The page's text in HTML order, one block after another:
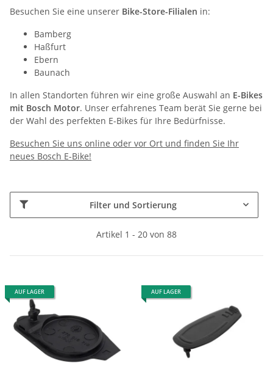
Besuchen Sie eine unserer Bike-Store-Filialen in:
Bamberg
Haßfurt
Ebern
Baunach
In allen Standorten führen wir eine große Auswahl an E-Bikes
mit Bosch Motor. Unser erfahrenes Team berät Sie gerne bei
der Wahl des perfekten E-Bikes für Ihre Bedürfnisse.
Besuchen Sie uns online oder vor Ort und finden Sie Ihr
neues Bosch E-Bike!
Filter und Sortierung
Artikel 1 - 20 von 88
AUF LAGER AUF LAGER